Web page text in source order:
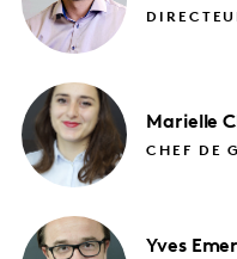
Marielle
CHEF DE
Yves